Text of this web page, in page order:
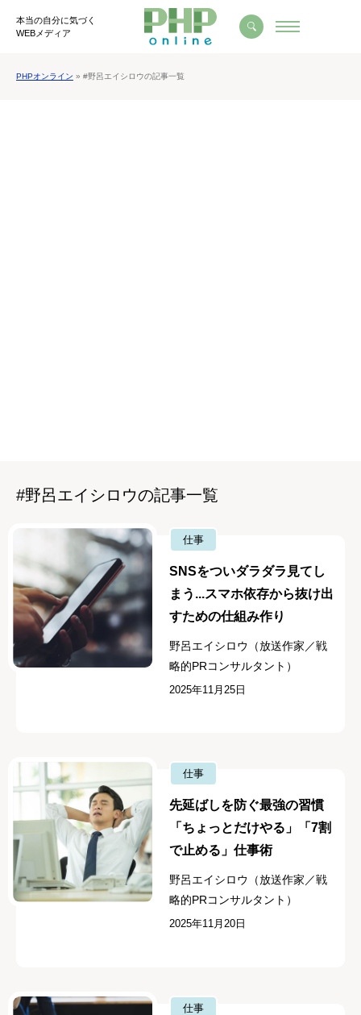
本当の自分に気づく
WEBメディア
PHPオンライン » #野呂エイシロウの記事一覧
#野呂エイシロウの記事一覧
仕事
SNSをついダラダラ見てし
まう...スマホ依存から抜け出
すための仕組み作り
野呂エイシロウ（放送作家／戦
略的PRコンサルタント）
2025年11月25日
仕事
先延ばしを防ぐ最強の習慣
「ちょっとだけやる」「7割
で止める」仕事術
野呂エイシロウ（放送作家／戦
略的PRコンサルタント）
2025年11月20日
仕事